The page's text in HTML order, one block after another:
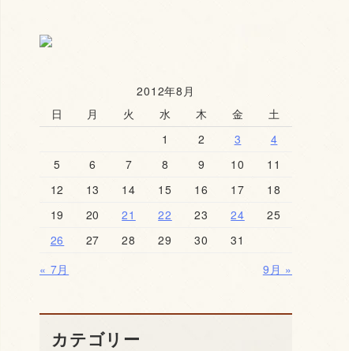
2012年8月
日
月 火 水 木 金
土
1
2 3
4
5
6 7 8 9 10
11
12
13 14 15 16 17
18
19
20 21 22 23 24
25
26
27 28 29 30
31
« 7月
9月 »
カテゴリー